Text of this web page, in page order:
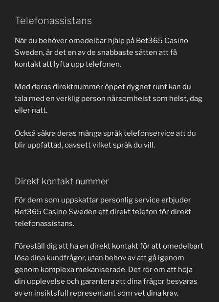
Telefonassistans
När du behöver omedelbar hjälp på Bet365 Casino
Sweden, är det en av de snabbaste sätten att få
kontakt att lyfta upp telefonen.
Med deras direktnummer öppet dygnet runt kan du
tala med en verklig person närsomhelst som helst, dag
eller natt.
Också säkra deras många språk telefonservice att du
blir uppfattad, oavsett vilket språk du vill.
Direkt kontakt nummer
För dem som uppskattar personlig service erbjuder
Bet365 Casino Sweden ett direkt telefon för direkt
telefonassistans.
Föreställ dig att ha en direkt kontakt för att omedelbart
lösa dina kundfrågor, utan behov av att gå igenom
genom komplexa mekaniserade. Det rör om att höja
din upplevelse och garantera att dina frågor besvaras
av en insiktsfull representant som vet dina krav.